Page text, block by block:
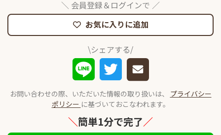
＼ 会員登録＆ログインで ／
お気に入りに追加
\シェアする/
お問い合わせの際、いただいた情報の取り扱いは、 プライバシー
ポリシー に基づいておこなわれます。
＼簡単1分で完了／